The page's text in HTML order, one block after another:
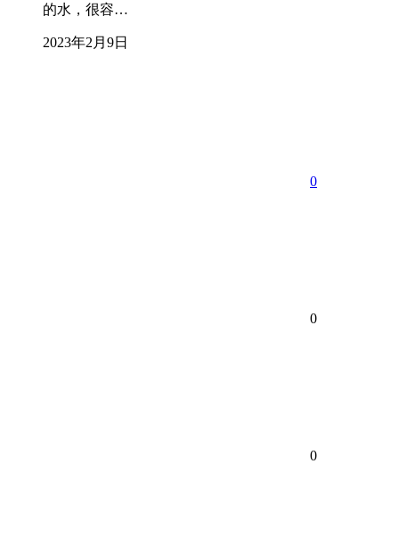
的水，很容…
2023年2月9日
0
0
0